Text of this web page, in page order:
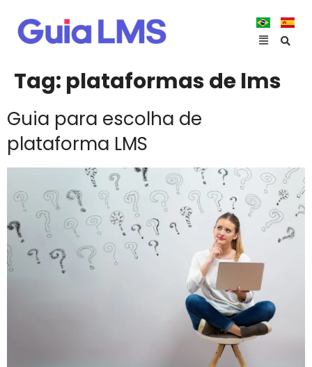
Tag: plataformas de lms
Guia para escolha de
plataforma LMS